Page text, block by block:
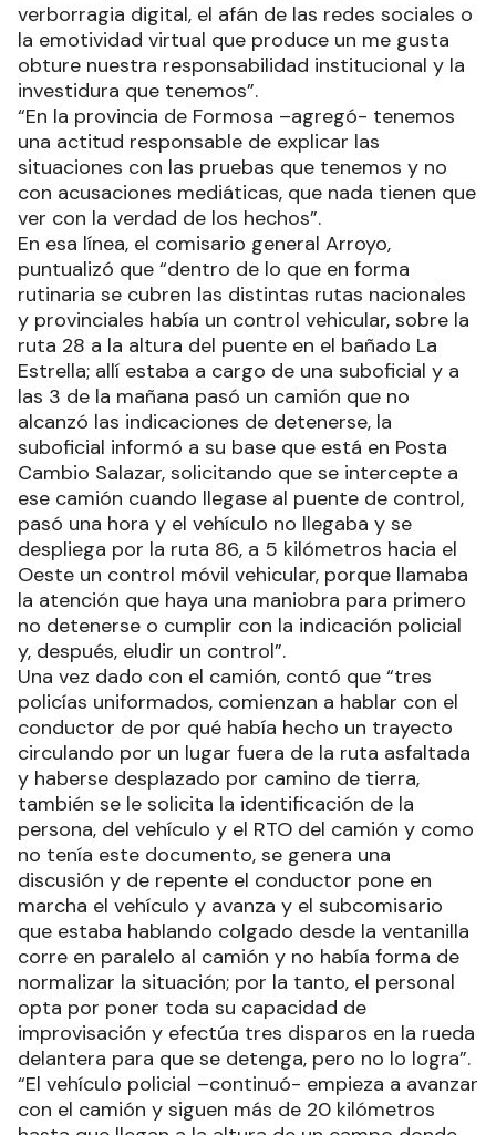
verborragia digital, el afán de las redes sociales o
la emotividad virtual que produce un me gusta
obture nuestra responsabilidad institucional y la
investidura que tenemos”.
“En la provincia de Formosa –agregó- tenemos
una actitud responsable de explicar las
situaciones con las pruebas que tenemos y no
con acusaciones mediáticas, que nada tienen que
ver con la verdad de los hechos”.
En esa línea, el comisario general Arroyo,
puntualizó que “dentro de lo que en forma
rutinaria se cubren las distintas rutas nacionales
y provinciales había un control vehicular, sobre la
ruta 28 a la altura del puente en el bañado La
Estrella; allí estaba a cargo de una suboficial y a
las 3 de la mañana pasó un camión que no
alcanzó las indicaciones de detenerse, la
suboficial informó a su base que está en Posta
Cambio Salazar, solicitando que se intercepte a
ese camión cuando llegase al puente de control,
pasó una hora y el vehículo no llegaba y se
despliega por la ruta 86, a 5 kilómetros hacia el
Oeste un control móvil vehicular, porque llamaba
la atención que haya una maniobra para primero
no detenerse o cumplir con la indicación policial
y, después, eludir un control”.
Una vez dado con el camión, contó que “tres
policías uniformados, comienzan a hablar con el
conductor de por qué había hecho un trayecto
circulando por un lugar fuera de la ruta asfaltada
y haberse desplazado por camino de tierra,
también se le solicita la identificación de la
persona, del vehículo y el RTO del camión y como
no tenía este documento, se genera una
discusión y de repente el conductor pone en
marcha el vehículo y avanza y el subcomisario
que estaba hablando colgado desde la ventanilla
corre en paralelo al camión y no había forma de
normalizar la situación; por la tanto, el personal
opta por poner toda su capacidad de
improvisación y efectúa tres disparos en la rueda
delantera para que se detenga, pero no lo logra”.
“El vehículo policial –continuó- empieza a avanzar
con el camión y siguen más de 20 kilómetros